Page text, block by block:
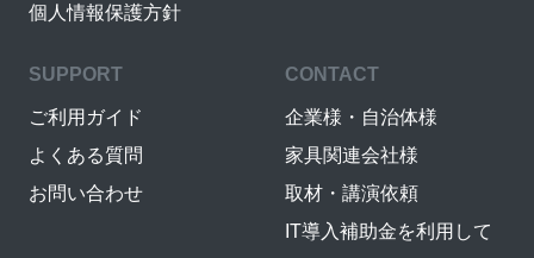
個人情報保護方針
SUPPORT
ご利用ガイド
よくある質問
お問い合わせ
CONTACT
企業様・自治体様
家具関連会社様
取材・講演依頼
IT導入補助金を利用して